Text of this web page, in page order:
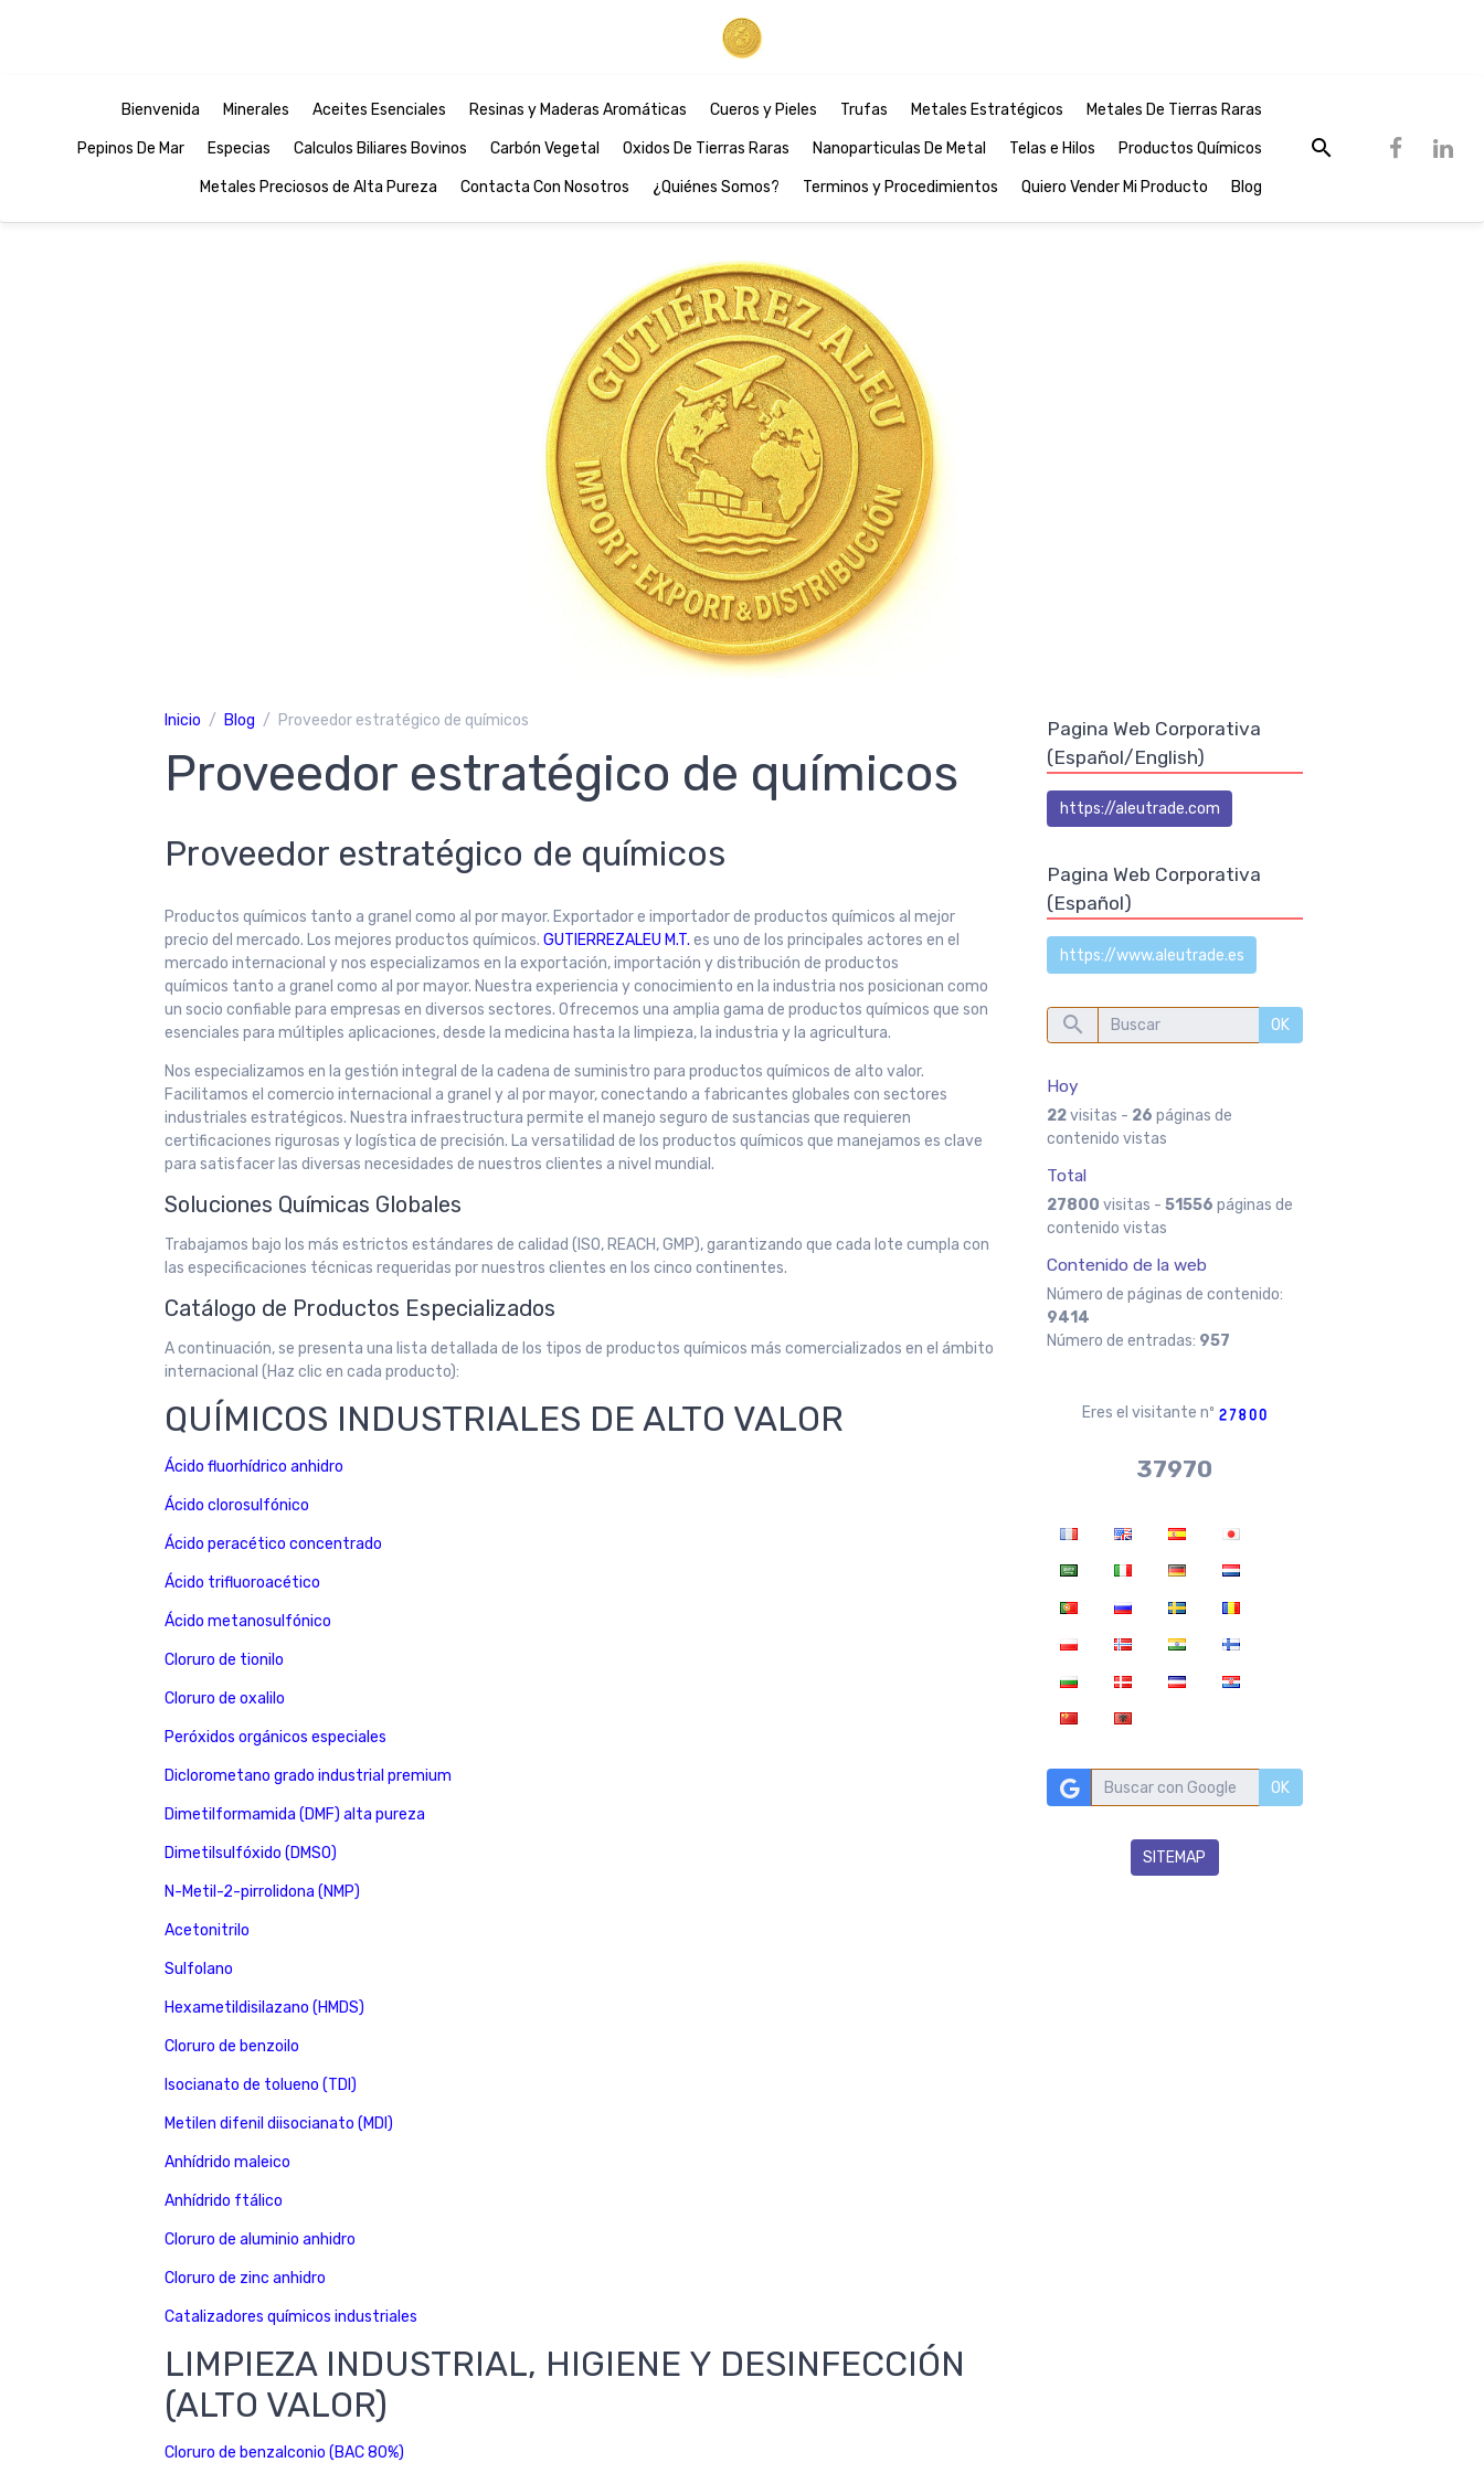
Bienvenida Minerales Aceites Esenciales Resinas y Maderas Aromáticas Cueros y Pieles Trufas Metales Estratégicos Metales De Tierras Raras
Pepinos De Mar Especias Calculos Biliares Bovinos Carbón Vegetal Oxidos De Tierras Raras Nanoparticulas De Metal Telas e Hilos Productos Químicos
Metales Preciosos de Alta Pureza Contacta Con Nosotros ¿Quiénes Somos? Terminos y Procedimientos Quiero Vender Mi Producto Blog
Inicio Blog Proveedor estratégico de químicos
Proveedor estratégico de químicos
Proveedor estratégico de químicos
Productos químicos tanto a granel como al por mayor. Exportador e importador de productos químicos al mejor
precio del mercado. Los mejores productos químicos.GUTIERREZALEU M.T. es uno de los principales actores en el
mercado internacional y nos especializamos en la exportación, importación y distribución de productos
químicos tanto a granel como al por mayor. Nuestra experiencia y conocimiento en la industria nos posicionan como
un socio confiable para empresas en diversos sectores. Ofrecemos una amplia gama de productos químicos que son
esenciales para múltiples aplicaciones, desde la medicina hasta la limpieza, la industria y la agricultura.
Nos especializamos en la gestión integral de la cadena de suministro para productos químicos de alto valor.
Facilitamos el comercio internacional a granel y al por mayor, conectando a fabricantes globales con sectores
industriales estratégicos. Nuestra infraestructura permite el manejo seguro de sustancias que requieren
certificaciones rigurosas y logística de precisión. La versatilidad de los productos químicos que manejamos es clave
para satisfacer las diversas necesidades de nuestros clientes a nivel mundial.
Soluciones Químicas Globales
Trabajamos bajo los más estrictos estándares de calidad (ISO, REACH, GMP), garantizando que cada lote cumpla con
las especificaciones técnicas requeridas por nuestros clientes en los cinco continentes.
Catálogo de Productos Especializados
A continuación, se presenta una lista detallada de los tipos de productos químicos más comercializados en el ámbito
internacional (Haz clic en cada producto):
QUÍMICOS INDUSTRIALES DE ALTO VALOR
Ácido fluorhídrico anhidro
Ácido clorosulfónico
Ácido peracético concentrado
Ácido trifluoroacético
Ácido metanosulfónico
Cloruro de tionilo
Cloruro de oxalilo
Peróxidos orgánicos especiales
Diclorometano grado industrial premium
Dimetilformamida (DMF) alta pureza
Dimetilsulfóxido (DMSO)
N-Metil-2-pirrolidona (NMP)
Acetonitrilo
Sulfolano
Hexametildisilazano (HMDS)
Cloruro de benzoilo
Isocianato de tolueno (TDI)
Metilen difenil diisocianato (MDI)
Anhídrido maleico
Anhídrido ftálico
Cloruro de aluminio anhidro
Cloruro de zinc anhidro
Catalizadores químicos industriales
LIMPIEZA INDUSTRIAL, HIGIENE Y DESINFECCIÓN
(ALTO VALOR)
Cloruro de benzalconio (BAC 80%)
Pagina Web Corporativa
(Español/English)
https://aleutrade.com
Pagina Web Corporativa
(Español)
https://www.aleutrade.es
OK
Hoy
22visitas - 26 páginas de
contenido vistas
Total
27800 visitas -51556 páginas de
contenido vistas
Contenido de la web
Número de páginas de contenido:
9414
Número de entradas: 957
Eres el visitante nº
37970
OK
SITEMAP